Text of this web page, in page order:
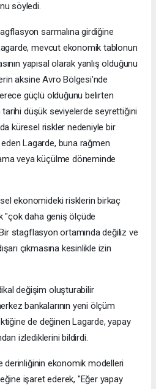
söyledi.
sarmalına girdiğine
mevcut ekonomik tablonun
yapısal olarak yanlış olduğunu
aksine Avro Bölgesi’nde
güçlü olduğunu belirten
tarihi düşük seviyelerde seyrettiğini
küresel riskler nedeniyle bir
Lagarde, buna rağmen
veya küçülme döneminde
ekonomideki risklerin birkaç
"çok daha geniş ölçüde
stagflasyon ortamında değiliz ve
çıkmasına kesinlikle izin
değişim oluşturabilir
bankalarının yeni ölçüm
de değinen Lagarde, yapay
izlediklerini bildirdi.
derinliğinin ekonomik modelleri
işaret ederek, "Eğer yapay